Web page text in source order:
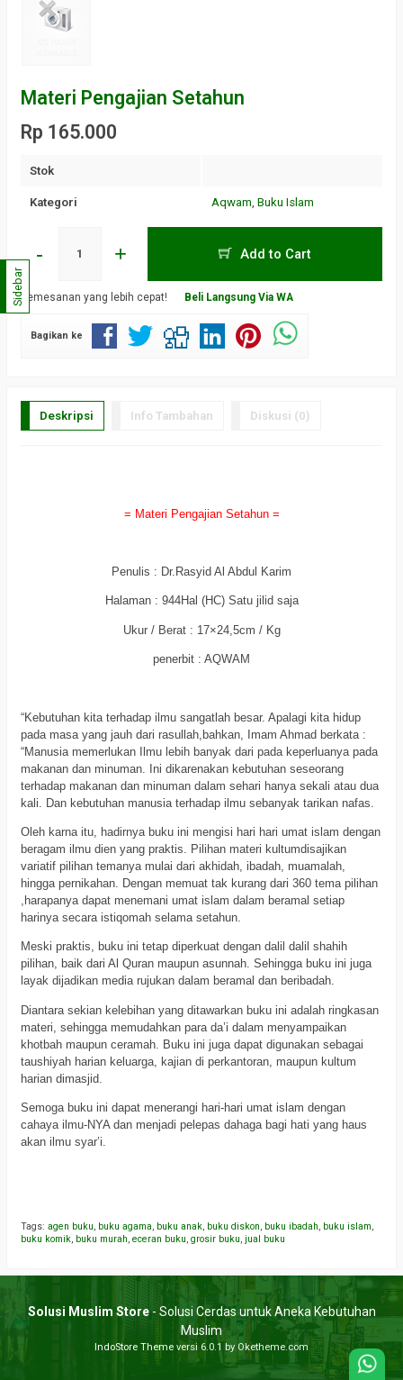
Materi Pengajian Setahun
Rp 165.000
Stok
Kategori Aqwam, Buku Islam
- + Add to Cart
Pemesanan yang lebih cepat! Beli Langsung Via WA
Bagikan ke
Deskripsi Info Tambahan Diskusi (0)
= Materi Pengajian Setahun =
Penulis : Dr.Rasyid Al Abdul Karim
Halaman : 944Hal (HC) Satu jilid saja
Ukur / Berat : 17×24,5cm / Kg
penerbit : AQWAM
“Kebutuhan kita terhadap ilmu sangatlah besar. Apalagi kita hidup
pada masa yang jauh dari rasullah,bahkan, Imam Ahmad berkata :
“Manusia memerlukan Ilmu lebih banyak dari pada keperluanya pada
makanan dan minuman. Ini dikarenakan kebutuhan seseorang
terhadap makanan dan minuman dalam sehari hanya sekali atau dua
kali. Dan kebutuhan manusia terhadap ilmu sebanyak tarikan nafas.
Oleh karna itu, hadirnya buku ini mengisi hari hari umat islam dengan
beragam ilmu dien yang praktis. Pilihan materi kultumdisajikan
variatif pilihan temanya mulai dari akhidah, ibadah, muamalah,
hingga pernikahan. Dengan memuat tak kurang dari 360 tema pilihan
,harapanya dapat menemani umat islam dalam beramal setiap
harinya secara istiqomah selama setahun.
Meski praktis, buku ini tetap diperkuat dengan dalil dalil shahih
pilihan, baik dari Al Quran maupun asunnah. Sehingga buku ini juga
layak dijadikan media rujukan dalam beramal dan beribadah.
Diantara sekian kelebihan yang ditawarkan buku ini adalah ringkasan
materi, sehingga memudahkan para da’i dalam menyampaikan
khotbah maupun ceramah. Buku ini juga dapat digunakan sebagai
taushiyah harian keluarga, kajian di perkantoran, maupun kultum
harian dimasjid.
Semoga buku ini dapat menerangi hari-hari umat islam dengan
cahaya ilmu-NYA dan menjadi pelepas dahaga bagi hati yang haus
akan ilmu syar’i.
Tags: agen buku, buku agama, buku anak, buku diskon, buku ibadah, buku islam,
buku komik, buku murah, eceran buku, grosir buku, jual buku
Sidebar
Solusi Muslim Store- Solusi Cerdas untuk Aneka Kebutuhan
Muslim
IndoStore Theme versi 6.0.1 by Oketheme.com